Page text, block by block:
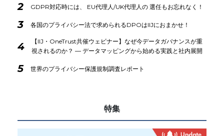
2 GDPR対応時には、 EU代理人/UK代理人の 選任もお忘れなく！
3 各国のプライバシー法で求められるDPOはIIJにおまかせ！
4
【IIJ・OneTrust共催ウェビナー】なぜ今データガバナンスが重
視されるのか？ ― データマッピングから始める実践と社内展開
5 世界のプライバシー保護規制調査レポート
特集